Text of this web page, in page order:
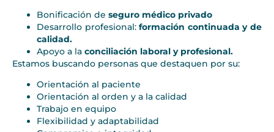
Bonificación de seguro médico privado
Desarrollo profesional:formación continuada y de
calidad.
Apoyo a la conciliación laboral y profesional.
Estamos buscando personas que destaquen por su:
Orientación al paciente
Orientación al orden y a la calidad
Trabajo en equipo
Flexibilidad y adaptabilidad